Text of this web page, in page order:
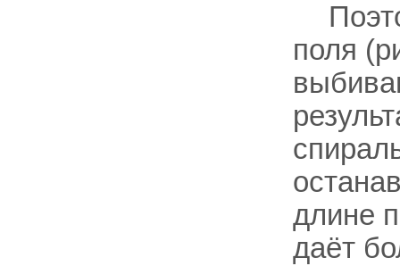
поля
длине
даёт